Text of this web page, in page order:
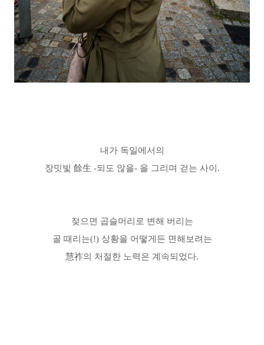
내가 독일에서의
장밋빛 餘生 -되도 않을- 을 그리며 걷는 사이.
젖으면 곱슬머리로 변해 버리는
골 때리는(!) 상황을 어떻게든 면해보려는
慧祚의 처절한 노력은 계속되었다.